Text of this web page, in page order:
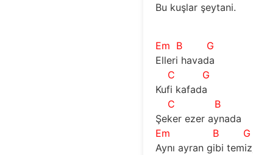
Bu kuşlar şeytani.
Em B
G
Elleri havada
C
G
Kufi kafada
C
B
Şeker ezer aynada
Em
B G
Aynı ayran gibi